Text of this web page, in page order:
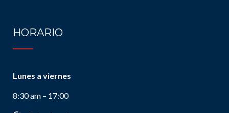
HORARIO
Lunes a viernes
8:30 am – 17:00